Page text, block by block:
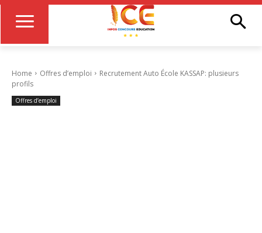
Home Offres d’emploi
Recrutement Auto École KASSAP: plusieurs
profils
Offres d’emploi